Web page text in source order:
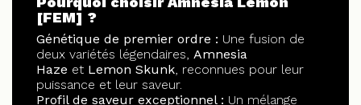
[FEM] ?
Génétique de premier ordre : Une fusion de
deux variétés légendaires, Amnesia
Haze et Lemon Skunk, reconnues pour leur
puissance et leur saveur.
Profil de saveur exceptionnel : Un mélange